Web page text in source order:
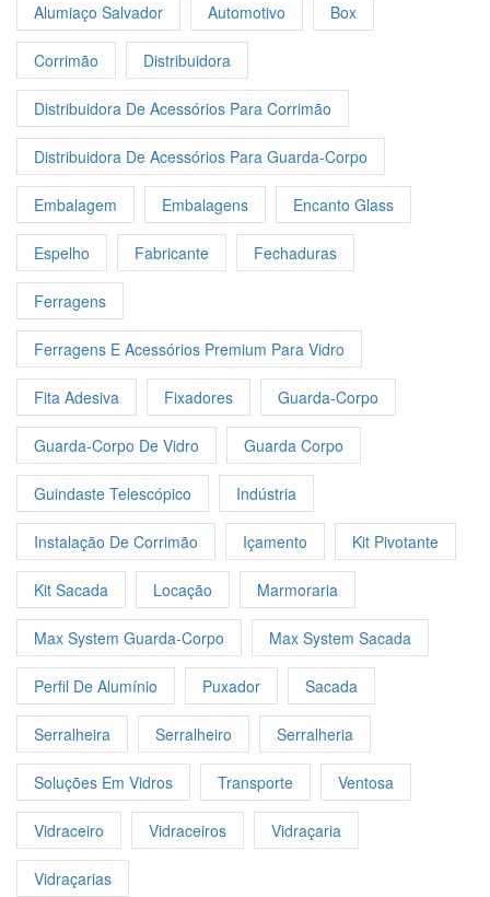
Alumiaço Salvador Automotivo Box
Corrimão Distribuidora
Distribuidora De Acessórios Para Corrimão
Distribuidora De Acessórios Para Guarda-Corpo
Embalagem Embalagens Encanto Glass
Espelho Fabricante Fechaduras
Ferragens
Ferragens E Acessórios Premium Para Vidro
Fita Adesiva Fixadores Guarda-Corpo
Guarda-Corpo De Vidro Guarda Corpo
Guindaste Telescópico Indústria
Instalação De Corrimão Içamento Kit Pivotante
Kit Sacada Locação Marmoraria
Max System Guarda-Corpo Max System Sacada
Perfil De Alumínio Puxador Sacada
Serralheira Serralheiro Serralheria
Soluções Em Vidros Transporte Ventosa
Vidraceiro Vidraceiros Vidraçaria
Vidraçarias